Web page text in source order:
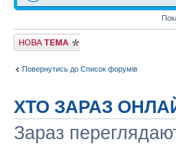
Створити нову
тему
Повернутись до Список форумів
ХТО ЗАРАЗ
Зараз